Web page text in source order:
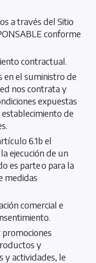
a través del Sitio
conforme
contractual.
en el suministro de
nos contrata y
expuestas
establecimiento de
6.1b el
ejecución de un
es parte o para la
medidas
comercial e
y
y actividades, le